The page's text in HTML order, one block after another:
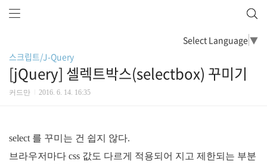
스크립트/J-Query
[jQuery] 셀렉트박스(selectbox) 꾸미기
커드만 2016. 6. 14. 16:35
select 를 꾸미는 건 쉽지 않다.
브라우저마다 css 값도 다르게 적용되어 지고 제한되는 부분
Select Language▼